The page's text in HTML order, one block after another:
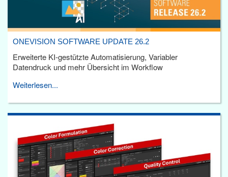
ONEVISION SOFTWARE UPDATE 26.2
Erweiterte KI-gestützte Automatisierung, Variabler
Datendruck und mehr Übersicht im Workflow
Weiterlesen...